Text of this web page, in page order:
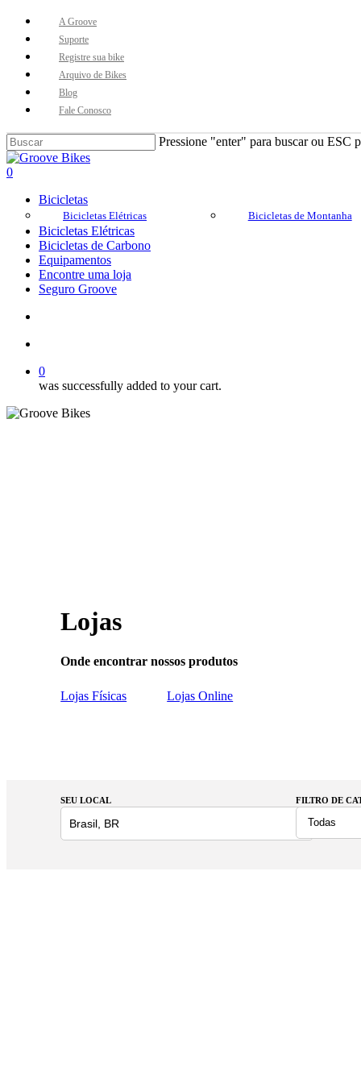
Skip
content
A Groove
Suporte
Registre sua bike
Arquivo de Bikes
Blog
Fale Conosco
Pressione "enter" para buscar ou ESC
Close
Search
Buscar..
account
0
Bicicletas
Bicicletas Elétricas Bicicletas de Montanha
Bicicletas Elétricas
Bicicletas de Carbono
Equipamentos
Encontre uma loja
Seguro Groove
0
was successfully added to your cart.
Lojas
Onde encontrar nossos produtos
Lojas Físicas Lojas Online
SEU LOCAL FILTRO DE